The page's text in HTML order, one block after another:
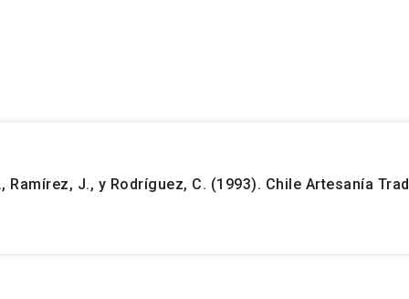
Ramírez, J., y Rodríguez, C. (1993). Chile Artesanía